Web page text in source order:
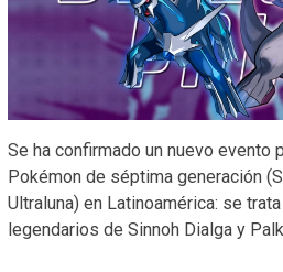
Se ha confirmado un nuevo evento
Pokémon de séptima generación
Ultraluna) en Latinoamérica: se
legendarios de Sinnoh Dialga y